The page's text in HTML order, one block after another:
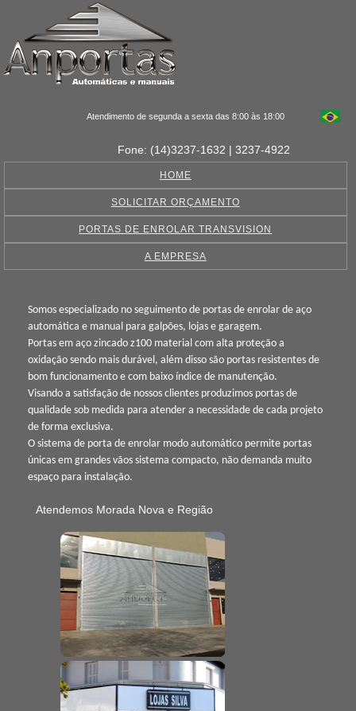
Atendimento de segunda a sexta das 8:00 às 18:00
Fone: (14)3237-1632 | 3237-4922
HOME
SOLICITAR ORÇAMENTO
PORTAS DE ENROLAR TRANSVISION
A EMPRESA
Somos especializado no seguimento de portas de enrolar de aço
automática e manual para galpões, lojas e garagem.
Portas em aço zincado z100 material com alta proteção a
oxidação sendo mais durável, além disso são portas resistentes de
bom funcionamento e com baixo índice de manutenção.
Visando a satisfação de nossos clientes produzimos portas de
qualidade sob medida para atender a necessidade de cada projeto
de forma exclusiva.
O sistema de porta de enrolar modo automático permite portas
únicas em grandes vãos sistema compacto, não demanda muito
espaço para instalação.
Atendemos Morada Nova e Região